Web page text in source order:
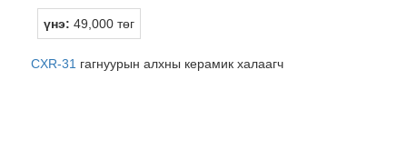
үнэ: 49,000 төг
CXR-31 гагнуурын алхны керамик халаагч